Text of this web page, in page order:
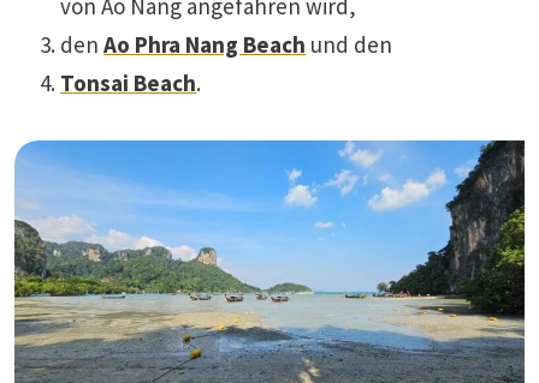
von Ao Nang angefahren wird,
den Ao Phra Nang Beach und den
Tonsai Beach.